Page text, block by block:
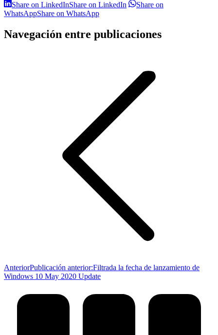
Share on LinkedInShare on LinkedIn
Share on
WhatsAppShare on WhatsApp
Navegación entre publicaciones
AnteriorPublicación anterior:Filtrada la fecha de lanzamiento de
Windows 10 May 2020 Update